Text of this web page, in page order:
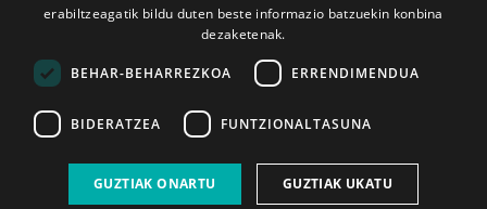
2026ko eka. 1a 2026ko mar. 1a
erabiltzeagatik bildu duten beste informazio batzuekin konbina
dezaketenak.
BEHAR-BEHARREZKOA ERRENDIMENDUA
BIDERATZEA FUNTZIONALTASUNA
GUZTIAK ONARTU GUZTIAK UKATU